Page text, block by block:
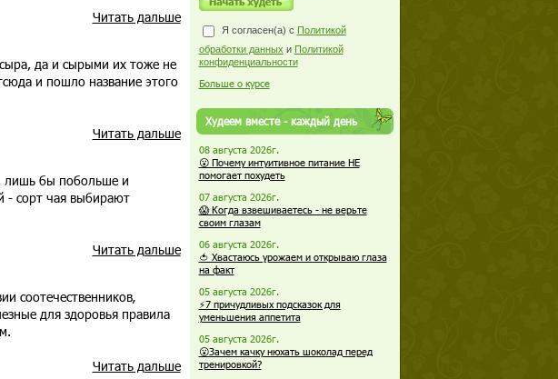
Читать дальше
да и сырыми их тоже не
и пошло название этого
Читать дальше
лишь бы побольше и
- сорт чая выбирают
Читать дальше
соотечественников‚
для здоровья правила
Читать дальше
Я согласен(а) с Политикой
обработки данных и Политикой
конфиденциальности
Больше о курсе
Худеем вместе - каждый день
08 августа 2026г.
😮 Почему интуитивное питание НЕ
помогает похудеть
07 августа 2026г.
😱 Когда взвешиваетесь - не верьте
своим глазам
06 августа 2026г.
🍅 Хвастаюсь урожаем и открываю глаза
на факт
05 августа 2026г.
⚡7 причудливых подсказок для
уменьшения аппетита
05 августа 2026г.
😮Зачем качку нюхать шоколад перед
тренировкой?